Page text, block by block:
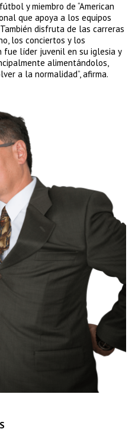
y miembro de “American
que apoya a los equipos
disfruta de las carreras
los conciertos y los
fue líder juvenil en su iglesia y
alimentándolos,
a la normalidad”, afirma.